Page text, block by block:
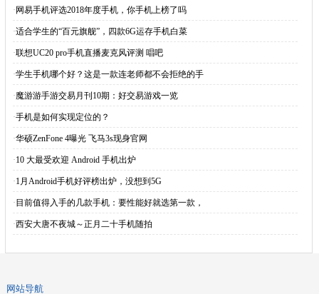
· 网易手机评选2018年度手机，你手机上榜了吗
·适合学生的“百元旗舰”，四款6G运存手机白菜
·联想UC20 pro手机直播麦克风评测 唱吧
·学生手机哪个好？这是一款连老师都不会拒绝的手
·魔游游手游交易月刊10期：好交易游戏一览
·手机是如何实现定位的？
·华硕ZenFone 4曝光 飞马3s现身官网
·10 大最受欢迎 Android 手机出炉
·1月Android手机好评榜出炉，没想到5G
· 目前值得入手的几款手机：要性能好就选第一款，
·西安大唐不夜城～正月二十手机随拍
网站导航